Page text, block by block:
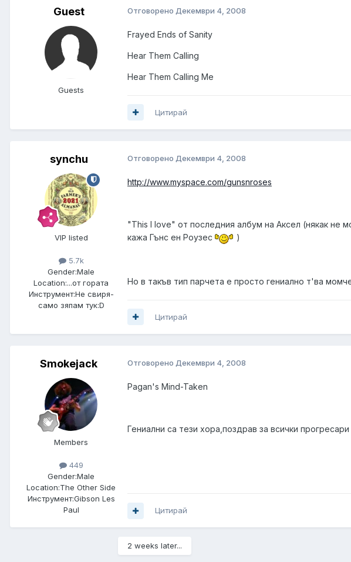
Guest
Guests
Отговорено Декември 4, 2008
Frayed Ends of Sanity
Hear Them Calling
Hear Them Calling Me
Цитирай
synchu
VIP listed
5.7k
Gender:Male
Location:...от гората
Инструмент:Не свиря-
само зяпам тук:D
Отговорено Декември 4, 2008
http://www.myspace.com/gunsnroses
"This I love" от последния албум на Аксел (някак не
кажа Гънс ен Роузес
)
Но в такъв тип парчета е просто гениално т'ва
Цитирай
Smokejack
Members
449
Gender:Male
Location:The Other Side
Инструмент:Gibson Les
Paul
Отговорено Декември 4, 2008
Pagan's Mind-Taken
Гениални са тези хора,поздрав за всички прогресари
Цитирай
2 weeks later...